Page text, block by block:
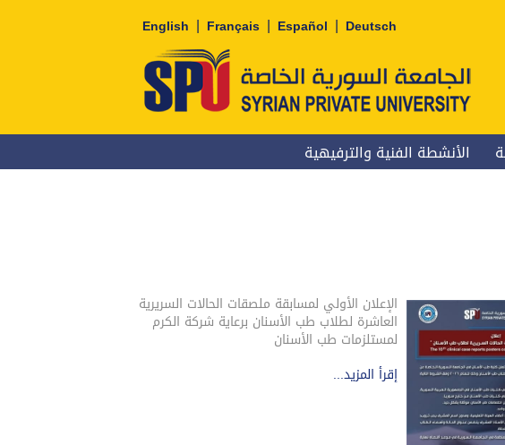
English | Français | Español | Deutsch
الأنشطة الفنية والترفيهية
الإعلان الأولي لمسابقة ملصقات الحالات السريرية
العاشرة لطلاب طب الأسنان برعاية شركة الكرم
لمستلزمات طب الأسنان
إقرأ المزيد...